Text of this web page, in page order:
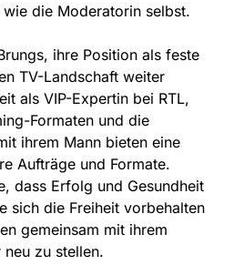
die Moderatorin selbst.
ihre Position als feste
TV-Landschaft weiter
als VIP-Expertin bei RTL,
Formaten und die
ihrem Mann bieten eine
Aufträge und Formate.
dass Erfolg und Gesundheit
sich die Freiheit vorbehalten
gemeinsam mit ihrem
zu stellen.